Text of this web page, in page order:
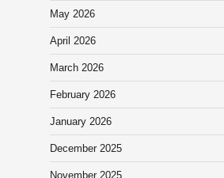
May 2026
April 2026
March 2026
February 2026
January 2026
December 2025
November 2025